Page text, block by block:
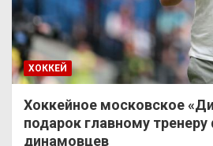
ХОККЕЙ
Хоккейное московское
подарок главному
динамовцев